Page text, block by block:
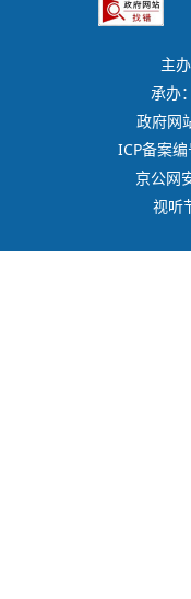
主
承办
政府网
ICP备案
京公网
视听